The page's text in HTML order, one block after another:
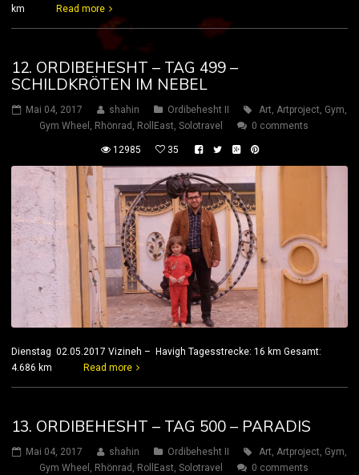
km
Read more
12. ORDIBEHESHT – TAG 499 –
SCHILDKRÖTEN IM NEBEL
Mai 04, 2017 shahin Ordibehesht II Art, Artproject, Gym,
Gym Wheel , Rhönrad , RollEast, Solotravel 0 comments
12985 35
Dienstag 02.05.2017 Vizineh – Havigh Tagesstrecke: 16 km Gesamt:
4.686 km
Read more
13. ORDIBEHESHT – TAG 500 – PARADIS
Mai 04, 2017 shahin Ordibehesht II Art, Artproject, Gym,
Gym Wheel , Rhönrad , RollEast, Solotravel 0 comments